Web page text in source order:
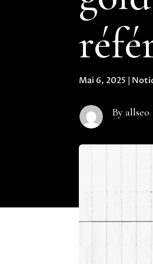
Mai 6, 2025
By allseo